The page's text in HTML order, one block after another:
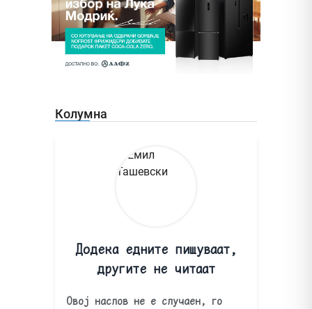
Колумна
Додека едните пишуваат,
другите не читаат
Овој наслов не е случаен, го